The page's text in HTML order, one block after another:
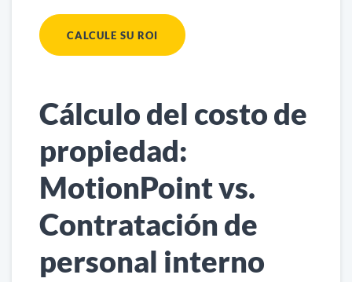
CALCULE SU ROI
Cálculo del costo de
propiedad:
MotionPoint vs.
Contratación de
personal interno